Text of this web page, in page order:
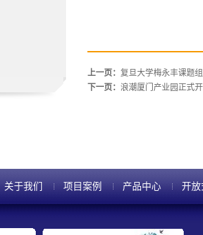
上一页： 复旦大学梅永丰课题
下一页： 浪潮厦门产业园正式
关于我们 项目案例 产品中心 开放